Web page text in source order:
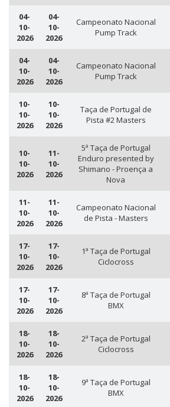
04-
10-
2026
04-
10-
2026
Campeonato Nacional
Pump Track
04-
10-
2026
04-
10-
2026
Campeonato Nacional
Pump Track
10-
10-
2026
10-
10-
2026
Taça de Portugal de
Pista #2 Masters
10-
10-
2026
11-
10-
2026
5ª Taça de Portugal
Enduro presented by
Shimano - Proença a
Nova
11-
10-
2026
11-
10-
2026
Campeonato Nacional
de Pista - Masters
17-
10-
2026
17-
10-
2026
1ª Taça de Portugal
Ciclocross
17-
10-
2026
17-
10-
2026
8ª Taça de Portugal
BMX
18-
10-
2026
18-
10-
2026
2ª Taça de Portugal
Ciclocross
18-
10-
2026
18-
10-
2026
9ª Taça de Portugal
BMX